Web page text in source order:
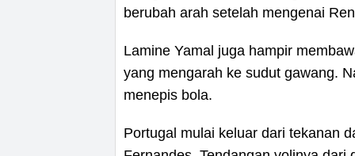
berubah arah setelah mengenai
Lamine Yamal juga hampir
yang mengarah ke sudut gawang.
menepis bola.
Portugal mulai keluar dari tekanan